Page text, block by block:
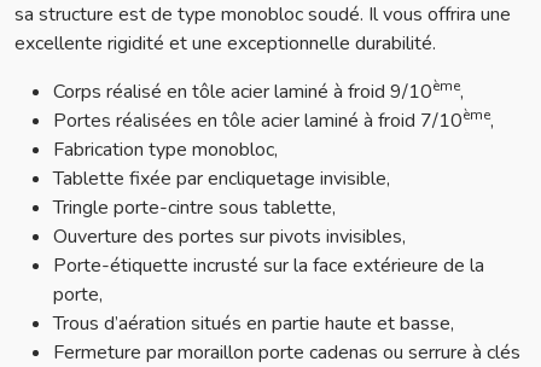
sa structure est de type monobloc soudé. Il vous offrira une
excellente rigidité et une exceptionnelle durabilité.
Corps réalisé en tôle acier laminé à froid 9/10ème,
Portes réalisées en tôle acier laminé à froid 7/10ème,
Fabrication type monobloc,
Tablette fixée par encliquetage invisible,
Tringle porte-cintre sous tablette,
Ouverture des portes sur pivots invisibles,
Porte-étiquette incrusté sur la face extérieure de la
porte,
Trous d’aération situés en partie haute et basse,
Fermeture par moraillon porte cadenas ou serrure à clés